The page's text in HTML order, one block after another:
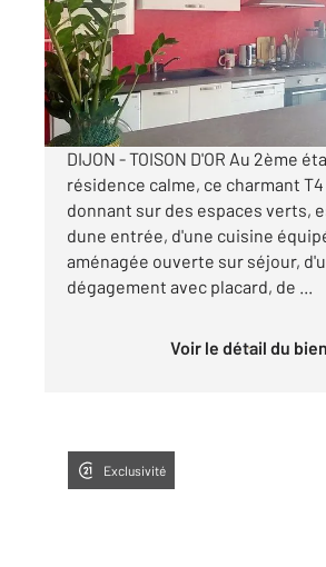
Appartement T4 à louer
1 099 €
par mois charges comprises
DIJON - TOISON D'OR Au 2ème
résidence calme, ce charmant
donnant sur des espaces verts,
dune entrée, d'une cuisine
aménagée ouverte sur séjour,
dégagement avec placard, de ...
Voir le détail du bien
Exclusivité